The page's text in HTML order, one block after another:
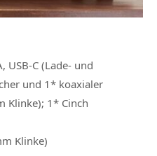
USB-C (Lade- und
und 1* koaxialer
Klinke); 1* Cinch
Klinke)